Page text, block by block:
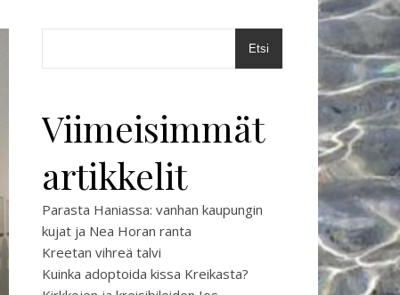
Etsi
Viimeisimmät
artikkelit
Parasta Haniassa: vanhan kaupungin
kujat ja Nea Horan ranta
Kreetan vihreä talvi
Kuinka adoptoida kissa Kreikasta?